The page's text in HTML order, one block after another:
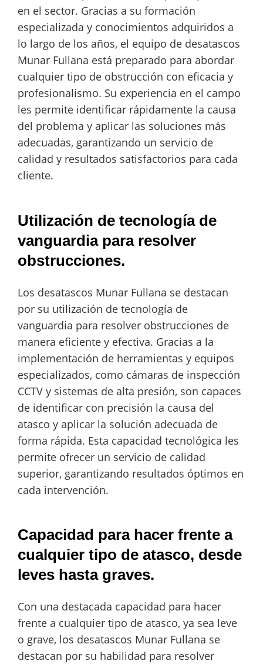
en el sector. Gracias a su formación
especializada y conocimientos adquiridos a
lo largo de los años, el equipo de desatascos
Munar Fullana está preparado para abordar
cualquier tipo de obstrucción con eficacia y
profesionalismo. Su experiencia en el campo
les permite identificar rápidamente la causa
del problema y aplicar las soluciones más
adecuadas, garantizando un servicio de
calidad y resultados satisfactorios para cada
cliente.
Utilización de tecnología de
vanguardia para resolver
obstrucciones.
Los desatascos Munar Fullana se destacan
por su utilización de tecnología de
vanguardia para resolver obstrucciones de
manera eficiente y efectiva. Gracias a la
implementación de herramientas y equipos
especializados, como cámaras de inspección
CCTV y sistemas de alta presión, son capaces
de identificar con precisión la causa del
atasco y aplicar la solución adecuada de
forma rápida. Esta capacidad tecnológica les
permite ofrecer un servicio de calidad
superior, garantizando resultados óptimos en
cada intervención.
Capacidad para hacer frente a
cualquier tipo de atasco, desde
leves hasta graves.
Con una destacada capacidad para hacer
frente a cualquier tipo de atasco, ya sea leve
o grave, los desatascos Munar Fullana se
destacan por su habilidad para resolver